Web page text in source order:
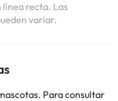
línea recta. Las
variar.
Para consultar